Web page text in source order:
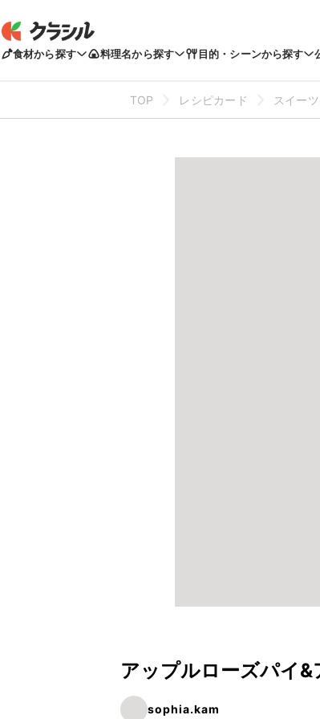
食材から探す 料理名から探す 目的・シーンから探す
TOP レシピカード スイーツ
アップルローズパイ
sophia.kam